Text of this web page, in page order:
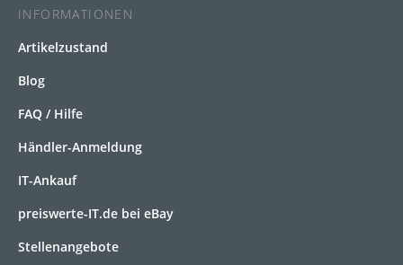
INFORMATIONEN
Artikelzustand
Blog
FAQ / Hilfe
Händler-Anmeldung
IT-Ankauf
preiswerte-IT.de bei eBay
Stellenangebote